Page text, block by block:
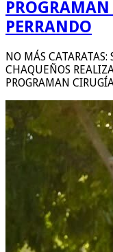
PERRANDO
NO MÁS CATARATAS:
CHAQUEÑOS
PROGRAMAN